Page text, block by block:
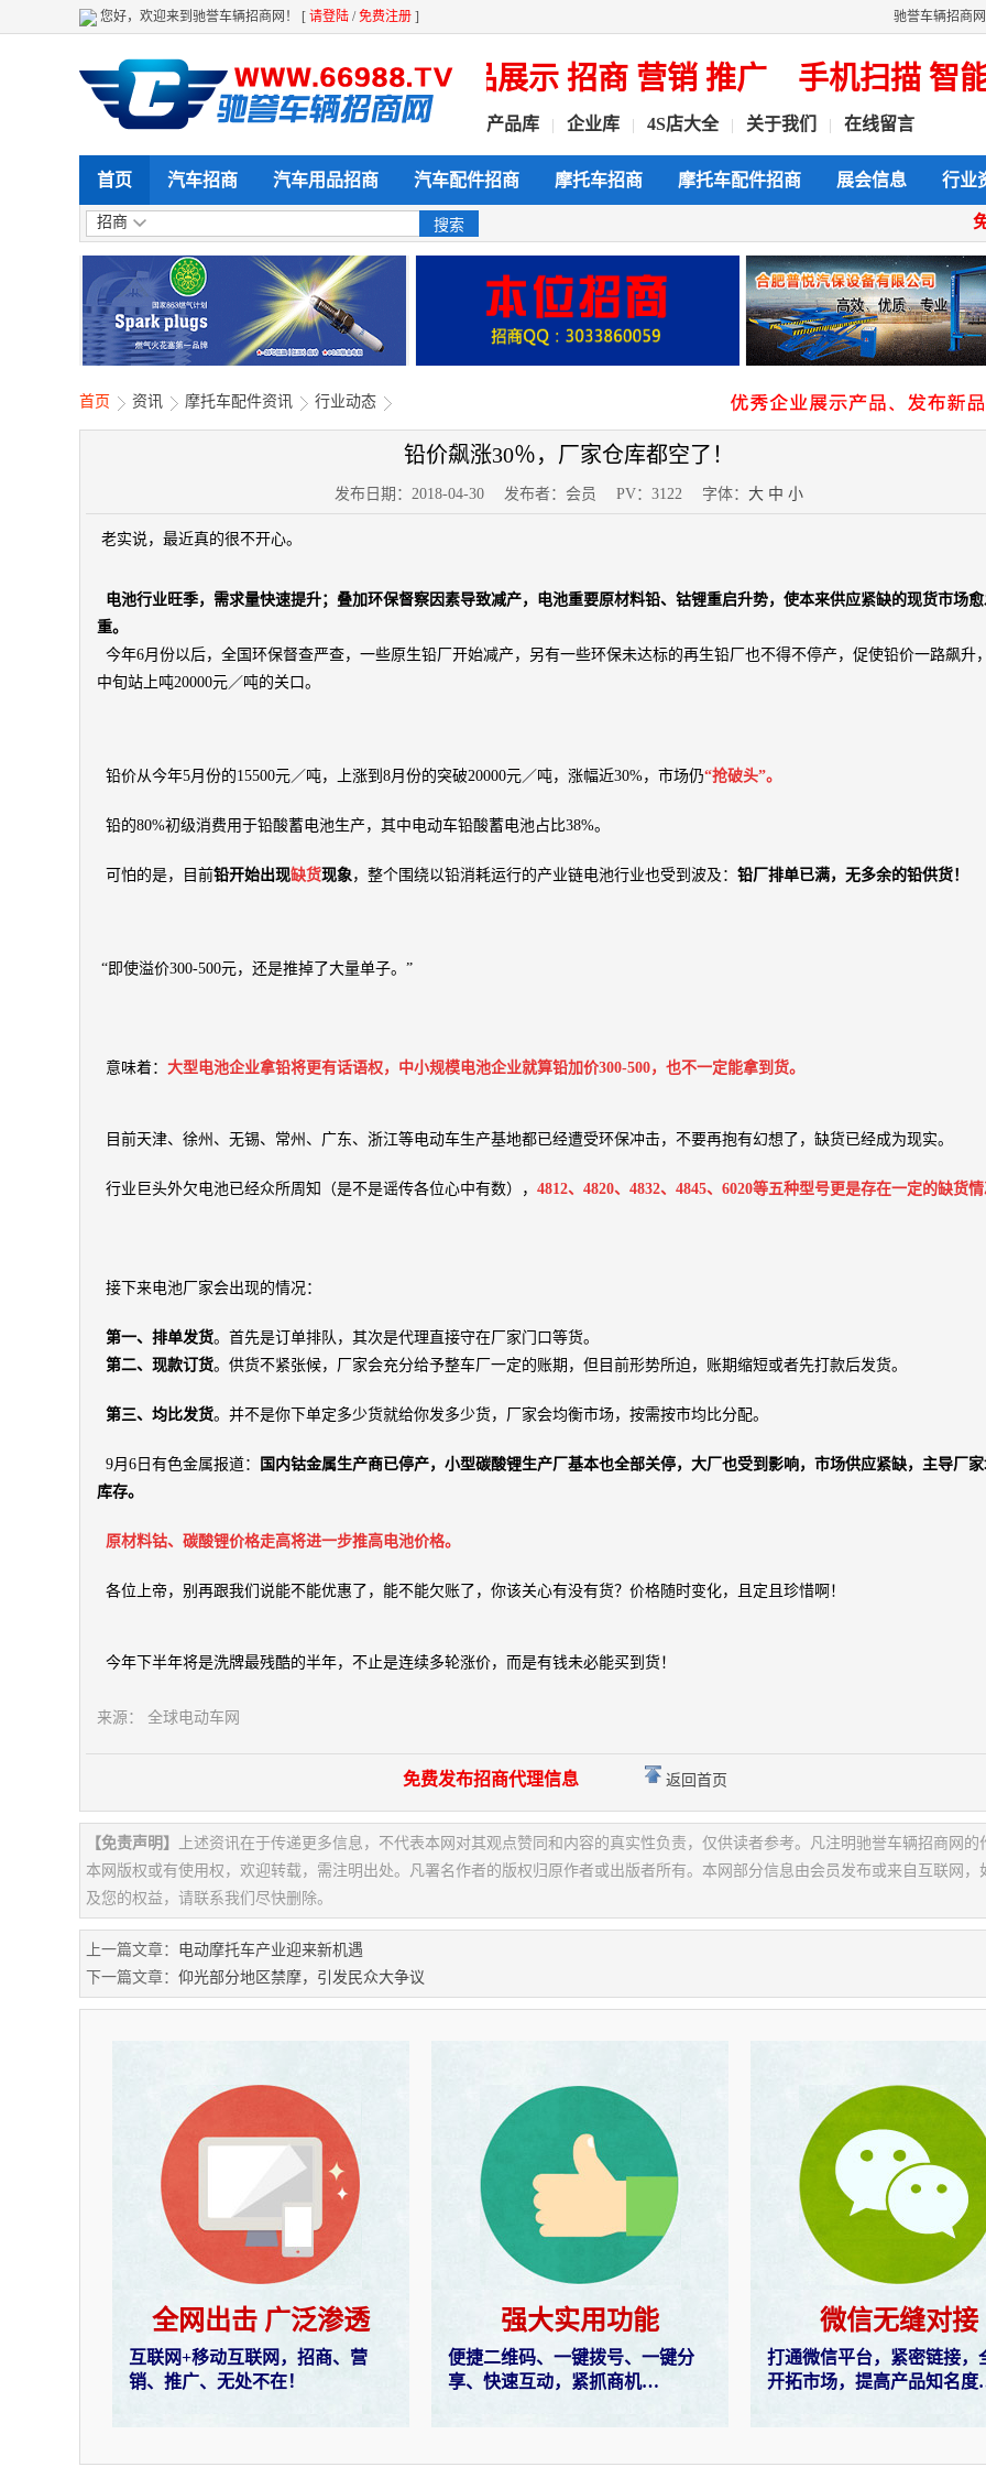
您好，欢迎来到驰誉车辆招商网！ [ 请登陆 /免费注册 ] 驰誉车辆招商网
购 全天候 全方位给力企业产品展示 招商 营销 推广 手机扫描 智能
产品库 企业库 4S店大全 关于我们 在线留言
首页 汽车招商 汽车用品招商 汽车配件招商 摩托车招商 摩托车配件招商 展会信息 行业
招商
首页 资讯 摩托车配件资讯 行业动态
铅价飙涨30％，厂家仓库都空了！
发布日期：2018-04-30 发布者：会员 PV：3122 字体： 大 中 小
老实说，最近真的很不开心。
电池行业旺季，需求量快速提升；叠加环保督察因素导致减产，电池重要原材料铅、钴锂重启升势，使本来供应紧缺的现货市场
重。
今年6月份以后，全国环保督查严查，一些原生铅厂开始减产，另有一些环保未达标的再生铅厂也不得不停产，促使铅价一路飙升
中旬站上吨20000元／吨的关口。
铅价从今年5月份的15500元／吨，上涨到8月份的突破20000元／吨，涨幅近30%，市场仍“抢破头”。
铅的80%初级消费用于铅酸蓄电池生产，其中电动车铅酸蓄电池占比38%。
可怕的是，目前铅开始出现缺货现象，整个围绕以铅消耗运行的产业链电池行业也受到波及： 铅厂排单已满，无多余的铅供货！
“即使溢价300-500元，还是推掉了大量单子。”
意味着： 大型电池企业拿铅将更有话语权，中小规模电池企业就算铅加价300-500，也不一定能拿到货。
目前天津、徐州、无锡、常州、广东、浙江等电动车生产基地都已经遭受环保冲击，不要再抱有幻想了，缺货已经成为现实。
行业巨头外欠电池已经众所周知（是不是谣传各位心中有数）， 4812、4820、4832、4845、6020等五种型号更是存在一定的缺货情
接下来电池厂家会出现的情况：
第一、排单发货。首先是订单排队，其次是代理直接守在厂家门口等货。
第二、现款订货。供货不紧张候，厂家会充分给予整车厂一定的账期，但目前形势所迫，账期缩短或者先打款后发货。
第三、均比发货。并不是你下单定多少货就给你发多少货，厂家会均衡市场，按需按市均比分配。
9月6日有色金属报道：
国内钴金属生产商已停产，小型碳酸锂生产厂基本也全部关停，大厂也受到影响，市场供应紧缺，主导厂
库存。
原材料钴、碳酸锂价格走高将进一步推高电池价格。
各位上帝，别再跟我们说能不能优惠了，能不能欠账了，你该关心有没有货？价格随时变化，且定且珍惜啊！
今年下半年将是洗牌最残酷的半年，不止是连续多轮涨价，而是有钱未必能买到货！
来源： 全球电动车网
免费发布招商代理信息 返回首页
【免责声明】
上述资讯在于传递更多信息，不代表本网对其观点赞同和内容的真实性负责，仅供读者参考。凡注明驰誉车辆招商网的
本网版权或有使用权，欢迎转载，需注明出处。凡署名作者的版权归原作者或出版者所有。本网部分信息由会员发布或来自互联网，
及您的权益，请联系我们尽快删除。
上一篇文章： 电动摩托车产业迎来新机遇
下一篇文章： 仰光部分地区禁摩，引发民众大争议
全网出击 广泛渗透
互联网+移动互联网，招商、营
销、推广、无处不在！
强大实用功能
便捷二维码、一键拨号、一键分
享、快速互动，紧抓商机…
微信无缝对接
打通微信平台，紧密链接，
开拓市场，提高产品知名